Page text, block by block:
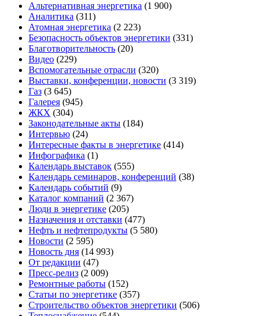
Альтернативная энергетика (1 900)
Аналитика (311)
Атомная энергетика (2 223)
Безопасность объектов энергетики (331)
Благотворительность (20)
Видео (229)
Вспомогательные отрасли (320)
Выставки, конференции, новости (3 319)
Газ (3 645)
Галерея (945)
ЖКХ (304)
Законодательные акты (184)
Интервью (24)
Интересные факты в энергетике (414)
Инфографика (1)
Календарь выставок (555)
Календарь семинаров, конференций (38)
Календарь событий (9)
Каталог компаний (2 367)
Люди в энергетике (205)
Назначения и отставки (477)
Нефть и нефтепродукты (5 580)
Новости (2 595)
Новость дня (14 993)
От редакции (47)
Пресс-релиз (2 009)
Ремонтные работы (152)
Статьи по энергетике (357)
Строительство объектов энергетики (506)